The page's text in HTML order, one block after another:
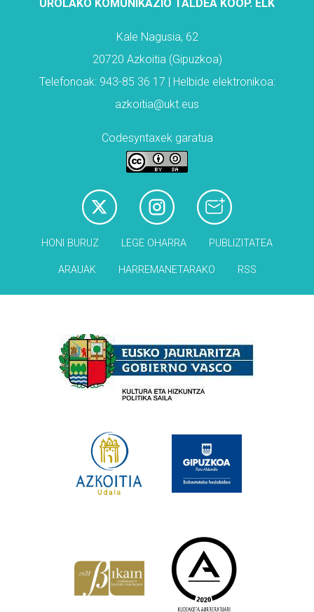
UROLAKO KOMUNIKAZIO TALDEA KOOP. ELK
Kale Nagusia, 62
20720 Azkoitia (Gipuzkoa)
Telefonoak: 943-85 36 17 | Helbide elektronikoa:
azkoitia@ukt.eus
Codesyntaxek garatua
HONI BURUZ LEGE OHARRA PUBLIZITATEA
ARAUAK HARREMANETARAKO RSS